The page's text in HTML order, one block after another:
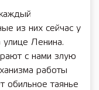
из них сейчас у
улице Ленина.
с нами злую
работы
обильное таянье